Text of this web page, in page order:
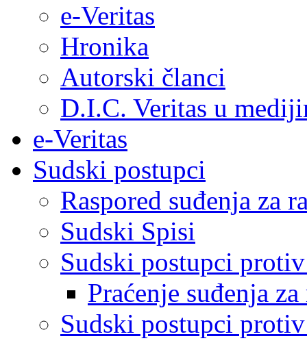
e-Veritas
Hronika
Autorski članci
D.I.C. Veritas u
e-Veritas
Sudski postupci
Raspored suđenja za
Sudski Spisi
Sudski postupci
Praćenje suđenja
Sudski postupci